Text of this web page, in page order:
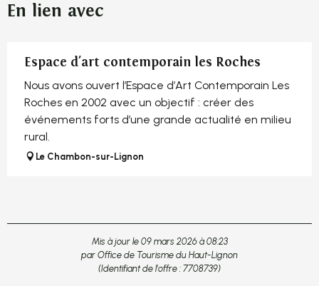
En lien avec
Espace d'art contemporain les Roches
Nous avons ouvert l’Espace d’Art Contemporain Les
Roches en 2002 avec un objectif : créer des
événements forts d’une grande actualité en milieu
rural.
Le Chambon-sur-Lignon
Mis à jour le 09 mars 2026 à 08:23
par Office de Tourisme du Haut-Lignon
(Identifiant de l'offre : 7708739)